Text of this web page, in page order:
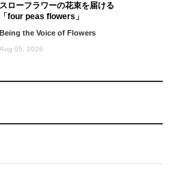
スローフラワーの花束を届ける
「four peas flowers」
Being the Voice of Flowers
Aug 05, 2026